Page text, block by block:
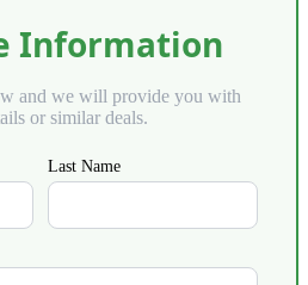
Information
and we will provide you with
or similar deals.
Last Name